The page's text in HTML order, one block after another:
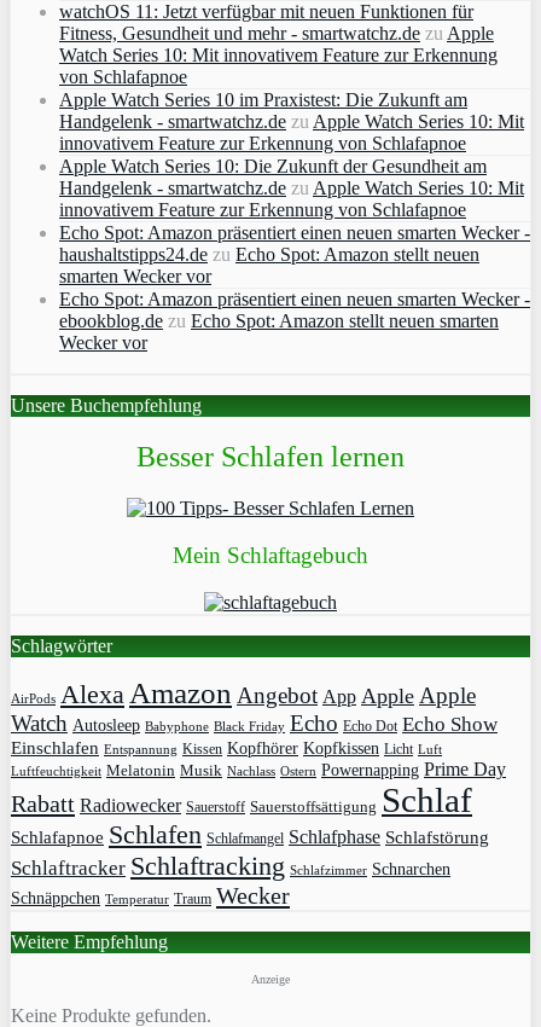
watchOS 11: Jetzt verfügbar mit neuen Funktionen für
Fitness, Gesundheit und mehr - smartwatchz.de zuApple
Watch Series 10: Mit innovativem Feature zur Erkennung
von Schlafapnoe
Apple Watch Series 10 im Praxistest: Die Zukunft am
Handgelenk - smartwatchz.de zuApple Watch Series 10: Mit
innovativem Feature zur Erkennung von Schlafapnoe
Apple Watch Series 10: Die Zukunft der Gesundheit am
Handgelenk - smartwatchz.de zuApple Watch Series 10: Mit
innovativem Feature zur Erkennung von Schlafapnoe
Echo Spot: Amazon präsentiert einen neuen smarten Wecker -
haushaltstipps24.de zu Echo Spot: Amazon stellt neuen
smarten Wecker vor
Echo Spot: Amazon präsentiert einen neuen smarten Wecker -
ebookblog.de zu Echo Spot: Amazon stellt neuen smarten
Wecker vor
Unsere Buchempfehlung
Besser Schlafen lernen
Mein Schlaftagebuch
Schlagwörter
AirPods Alexa Amazon Angebot App Apple Apple
Watch Autosleep Babyphone Black Friday Echo Echo Dot Echo Show
Einschlafen Entspannung Kissen Kopfhörer Kopfkissen Licht Luft
Luftfeuchtigkeit Melatonin Musik Nachlass Ostern Powernapping Prime Day
Rabatt Radiowecker Sauerstoff Sauerstoffsättigung Schlaf
Schlafapnoe Schlafen Schlafmangel Schlafphase Schlafstörung
Schlaftracker Schlaftracking Schlafzimmer Schnarchen
Schnäppchen Temperatur Traum Wecker
Weitere Empfehlung
Anzeige
Keine Produkte gefunden.